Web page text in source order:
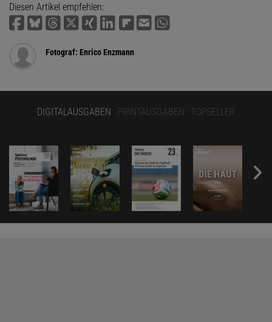
Diesen Artikel empfehlen:
Fotograf: Enrico Enzmann
DIGITALAUSGABEN PRINTAUSGABEN TOPSELLER